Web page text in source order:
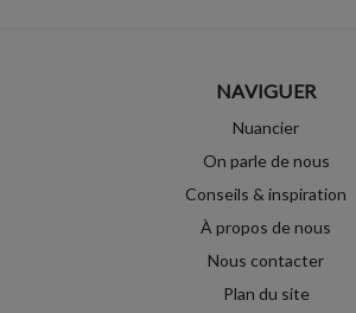
NAVIGUER
Nuancier
On parle de nous
Conseils & inspiration
À propos de nous
Nous contacter
Plan du site